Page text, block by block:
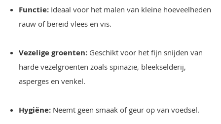
Functie: Ideaal voor het malen van kleine hoeveelheden
rauw of bereid vlees en vis.
Vezelige groenten: Geschikt voor het fijn snijden van
harde vezelgroenten zoals spinazie, bleekselderij,
asperges en venkel.
Hygiëne: Neemt geen smaak of geur op van voedsel.